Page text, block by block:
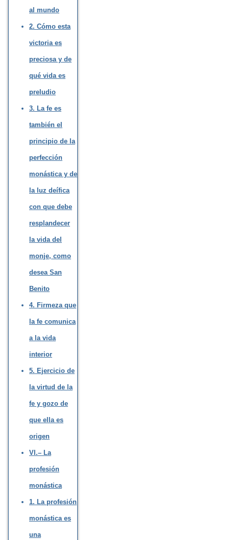
al mundo
2. Cómo esta
victoria es
preciosa y de
qué vida es
preludio
3. La fe es
también el
principio de la
perfección
monástica y de
la luz deífica
con que debe
resplandecer
la vida del
monje, como
desea San
Benito
4. Firmeza que
la fe comunica
a la vida
interior
5. Ejercicio de
la virtud de la
fe y gozo de
que ella es
origen
VI.– La
profesión
monástica
1. La profesión
monástica es
una